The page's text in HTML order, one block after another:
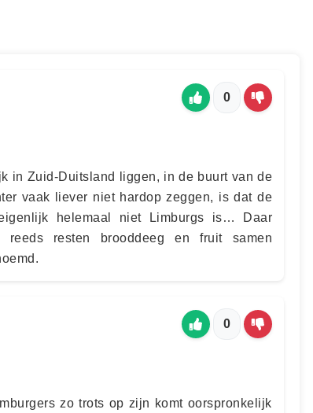
0
in Zuid-Duitsland liggen, in de buurt van de
vaak liever niet hardop zeggen, is dat de
helemaal niet Limburgs is… Daar
reeds resten brooddeeg en fruit samen
0
zo trots op zijn komt oorspronkelijk